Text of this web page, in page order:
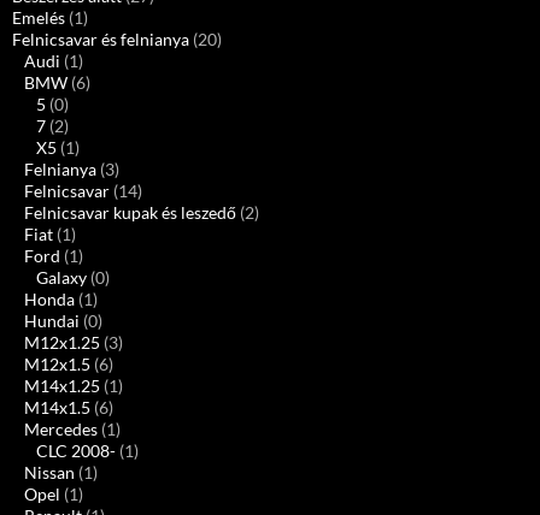
Emelés (1)
Felnicsavar és felnianya (20)
Audi (1)
BMW (6)
5 (0)
7 (2)
X5 (1)
Felnianya (3)
Felnicsavar (14)
Felnicsavar kupak és leszedő (2)
Fiat (1)
Ford (1)
Galaxy (0)
Honda (1)
Hundai (0)
M12x1.25 (3)
M12x1.5 (6)
M14x1.25 (1)
M14x1.5 (6)
Mercedes (1)
CLC 2008- (1)
Nissan (1)
Opel (1)